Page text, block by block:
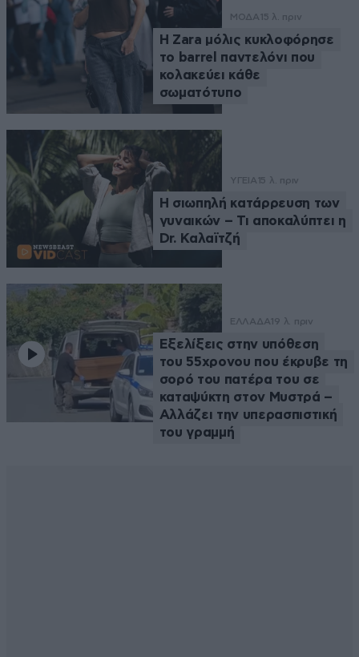
ΜΟΔΑ 15 λ. πριν
Η Zara μόλις κυκλοφόρησε
το barrel παντελόνι που
κολακεύει κάθε
σωματότυπο
ΥΓΕΙΑ 15 λ. πριν
Η σιωπηλή κατάρρευση των
γυναικών – Τι αποκαλύπτει η
Dr. Καλαϊτζή
ΕΛΛΑΔΑ 19 λ. πριν
Εξελίξεις στην υπόθεση
του 55χρονου που έκρυβε τη
σορό του πατέρα του σε
καταψύκτη στον Μυστρά –
Αλλάζει την υπερασπιστική
του γραμμή